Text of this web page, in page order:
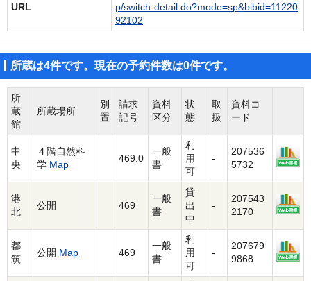
URL
p/switch-detail.do?mode=sp&bibid=11220
92102
所蔵は4件です。現在の予約件数は0件です。
所
蔵
館
所蔵場所
別
置
請求
記号
資料
区分
状
態
取
扱
資料コ
ード
中
央
４階自然科
学 Map
469.0
一般
書
利
用
可
-
207536
5732
港
北
公開 469
一般
書
貸
出
中
-
207543
2170
都
筑
公開 Map 469
一般
書
利
用
可
-
207679
9868